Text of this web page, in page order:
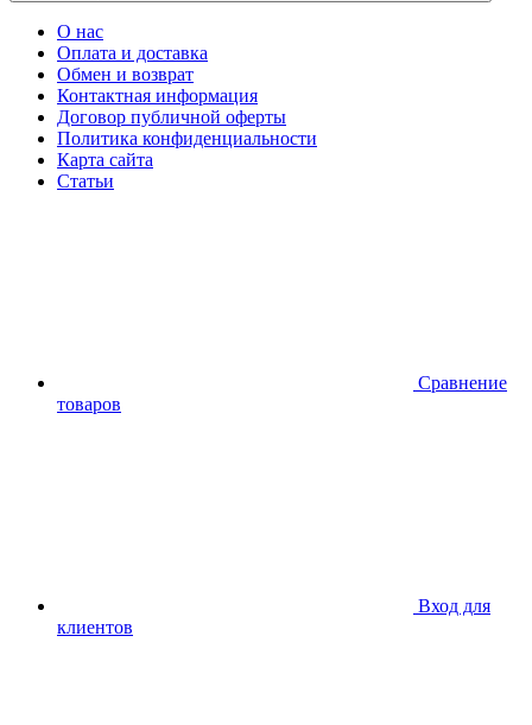
О нас
Оплата и доставка
Обмен и возврат
Контактная информация
Договор публичной оферты
Политика конфиденциальности
Карта сайта
Статьи
Сравнение
товаров
Вход для
клиентов